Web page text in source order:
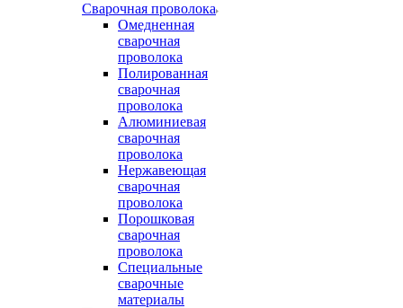
Сварочная проволока
Омедненная
сварочная
проволока
Полированная
сварочная
проволока
Алюминиевая
сварочная
проволока
Нержавеющая
сварочная
проволока
Порошковая
сварочная
проволока
Специальные
сварочные
материалы